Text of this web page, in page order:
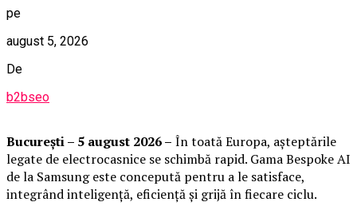
pe
august 5, 2026
De
b2bseo
București – 5 august 2026 – În toată Europa, așteptările
legate de electrocasnice se schimbă rapid. Gama Bespoke AI
de la Samsung este concepută pentru a le satisface,
integrând inteligență, eficiență și grijă în fiecare ciclu.